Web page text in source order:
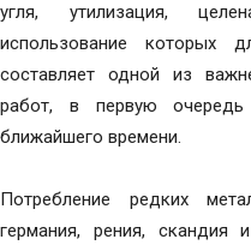
угля, утилизация,
использование которых
составляет одной из
работ, в первую очередь
ближайшего времени.
Потребление редких
германия, рения,